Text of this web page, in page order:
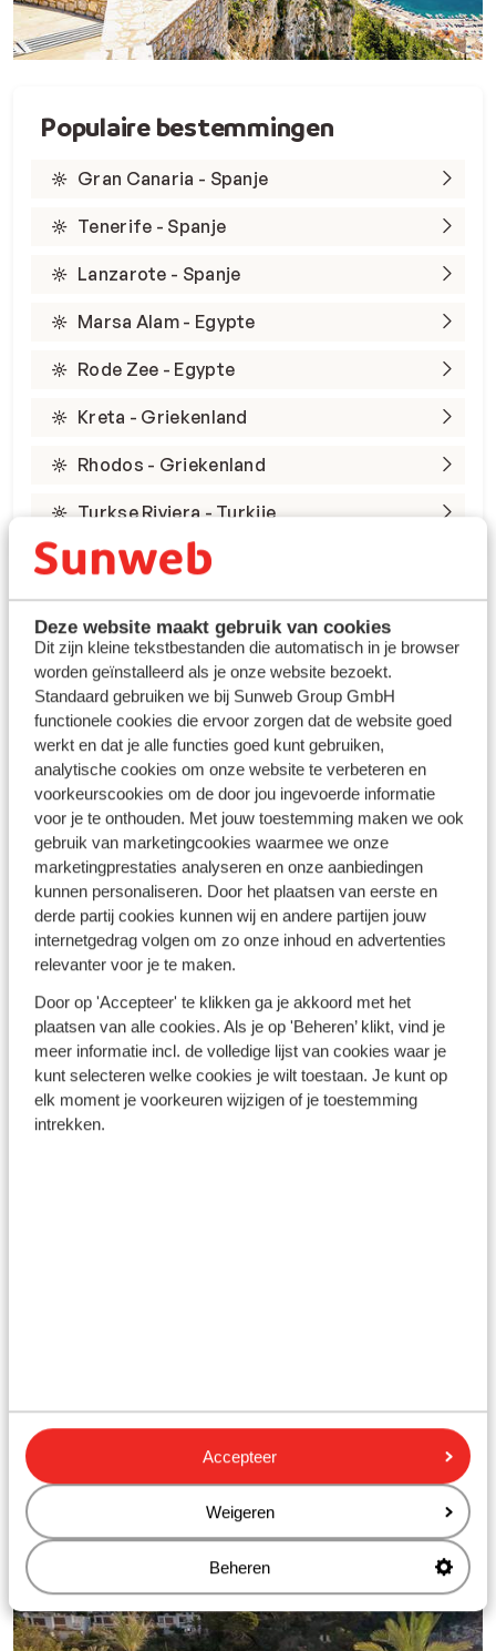
Deze website maakt gebruik van cookies
Dit zijn kleine tekstbestanden die automatisch in je browser
worden geïnstalleerd als je onze website bezoekt.
Standaard gebruiken we bij Sunweb Group GmbH
functionele cookies die ervoor zorgen dat de website goed
werkt en dat je alle functies goed kunt gebruiken,
analytische cookies om onze website te verbeteren en
voorkeurscookies om de door jou ingevoerde informatie
voor je te onthouden. Met jouw toestemming maken we ook
gebruik van marketingcookies waarmee we onze
marketingprestaties analyseren en onze aanbiedingen
kunnen personaliseren. Door het plaatsen van eerste en
derde partij cookies kunnen wij en andere partijen jouw
internetgedrag volgen om zo onze inhoud en advertenties
relevanter voor je te maken.
Door op 'Accepteer' te klikken ga je akkoord met het
plaatsen van alle cookies. Als je op 'Beheren’ klikt, vind je
meer informatie incl. de volledige lijst van cookies waar je
kunt selecteren welke cookies je wilt toestaan. Je kunt op
elk moment je voorkeuren wijzigen of je toestemming
intrekken.
Accepteer
Weigeren
Beheren
Populaire bestemmingen
Gran Canaria - Spanje
Tenerife - Spanje
Lanzarote - Spanje
Marsa Alam - Egypte
Rode Zee - Egypte
Kreta - Griekenland
Rhodos - Griekenland
Turkse Riviera - Turkije
Winterzon Egypte: all-in
vanaf €599 p.p.
Bekijk deals
Gesponsord
Bekijk onze unieke toplocaties